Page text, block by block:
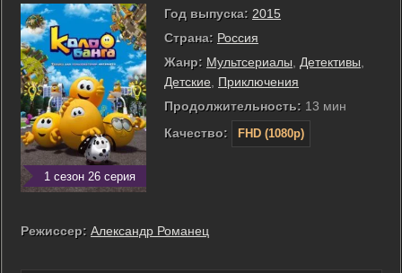
1 сезон 26 серия
Год выпуска: 2015
Страна: Россия
Жанр: Мультсериалы Детективы
Детские
Приключения
Продолжительность: 13 мин
Качество:
FHD (1080p)
Режиссер: Александр Романец